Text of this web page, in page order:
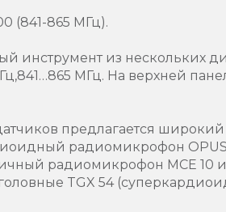
(841-865 МГц).
инструмент из нескольких
МГц. На верхней
предлагается
радиомикрофон OPUS
радиомикрофон MCE 10
TGX 54